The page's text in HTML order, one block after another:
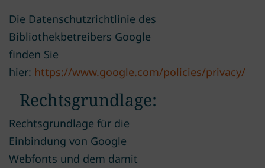
Die Datenschutzrichtlinie des
Bibliothekbetreibers Google
finden Sie
hier: https://www.google.com/policies/privacy/
Rechtsgrundlage:
Rechtsgrundlage für die
Einbindung von Google
Webfonts und dem damit